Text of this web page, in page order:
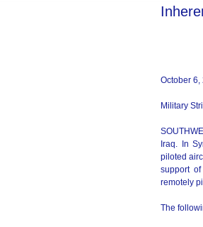
October 6,
Military
Iraq. In
piloted
support
remotely
The